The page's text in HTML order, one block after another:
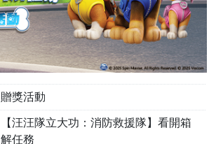
贈獎活動
【汪汪隊立大功：消防救援隊】看開箱
解任務